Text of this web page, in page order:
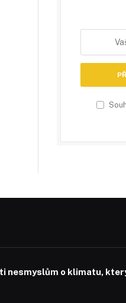
nesmyslům o klimatu,